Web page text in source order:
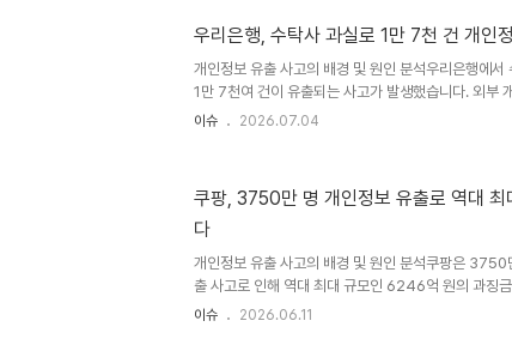
중요성 증대명품 업계에서는 고객이 여러 국가에서 소
브랜드 간의 관계 주도권이 판매원 개인에서 브랜드
객 데이터는..
우리은행, 수탁사 과실로 1만 7천 건 개인
개인정보 유출 사고의 배경 및 원인 분석우리은행에
1만 7천여 건이 유출되는 사고가 발생했습니다. 외부
보가 해당 업체 직원의 과실로 유출된 것으로 확인되었
용 사례는 발생하지 않은 것으로 파악하고 있습니다.
을 약속하며, 구체적인 유출 내역은 개인정보보호위원
향후..
이슈 2026.07.04
쿠팡, 3750만 명 개인정보 유출로 역대
다
개인정보 유출 사고의 배경 및 원인 분석쿠팡은 3750
출 사고로 인해 역대 최대 규모인 6246억 원의 과징
팡의 개인정보 보호 시스템에 심각한 허점이 존재했음
이슈 2026.06.11